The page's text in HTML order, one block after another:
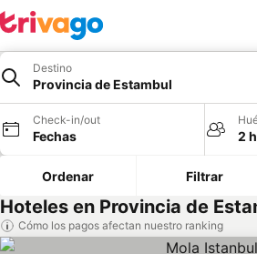
Destino
Provincia de Estambul
Check-in/out
Fechas 2
Ordenar Filtrar
Hoteles en Provincia de
Cómo los pagos afectan nuestro ranking